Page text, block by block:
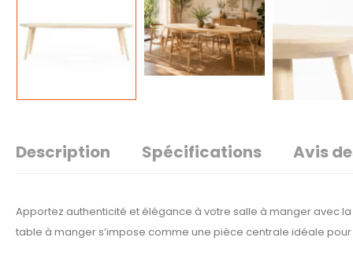
Description Spécifications Avis
Apportez authenticité et élégance à votre salle à manger avec la
table à manger s’impose comme une pièce centrale idéale